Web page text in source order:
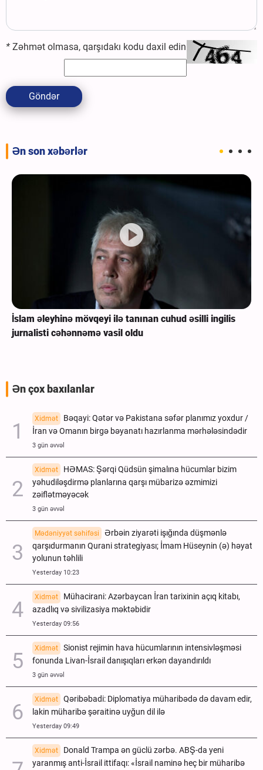
* Zəhmət olmasa, qarşıdakı kodu daxil edin
Göndər
Ən son xəbərlər
İslam əleyhinə mövqeyi ilə tanınan cuhud əsilli ingilis
jurnalisti cəhənnəmə vasil oldu
Ən çox baxılanlar
Xidmət
Bəqayi: Qətər və Pakistana səfər planımız yoxdur /
İran və Omanın birgə bəyanatı hazırlanma mərhələsindədir
3 gün əvvəl
Xidmət
HƏMAS: Şərqi Qüdsün şimalına hücumlar bizim
yəhudiləşdirmə planlarına qarşı mübarizə əzmimizi
zəiflətməyəcək
3 gün əvvəl
Mədəniyyət səhifəsi
Ərbəin ziyarəti işığında düşmənlə
qarşıdurmanın Qurani strategiyası; İmam Hüseynin (ə) həyat
yolunun təhlili
Yesterday 10:23
Xidmət
Mühacirani: Azərbaycan İran tarixinin açıq kitabı,
azadlıq və sivilizasiya məktəbidir
Yesterday 09:56
Xidmət
Sionist rejimin hava hücumlarının intensivləşməsi
fonunda Livan-İsrail danışıqları erkən dayandırıldı
3 gün əvvəl
Xidmət
Qəribəbadi: Diplomatiya müharibədə də davam edir,
lakin müharibə şəraitinə uyğun dil ilə
Yesterday 09:49
Xidmət
Donald Trampa ən güclü zərbə. ABŞ-da yeni
yaranmış anti-İsrail ittifaqı: «İsrail naminə heç bir müharibə